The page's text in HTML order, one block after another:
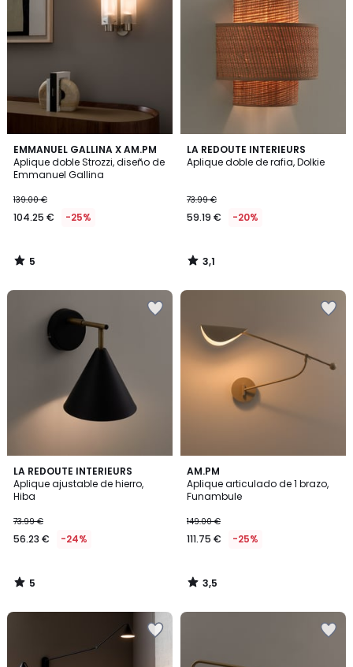
EMMANUEL GALLINA X AM.PM
Aplique doble Strozzi, diseño de
Emmanuel Gallina
139.00 €
104.25 € -25%
5
/
5
5
/
LA REDOUTE INTERIEURS
Aplique doble de rafia, Dolkie
73.99 €
59.19 € -20%
3,1
/
3,1
/
LA REDOUTE INTERIEURS
Aplique ajustable de hierro,
Hiba
73.99 €
56.23 € -24%
5
/
5
5
/
AM.PM
Aplique articulado de 1 brazo,
Funambule
149.00 €
111.75 € -25%
3,5
/ 5
3,5
/